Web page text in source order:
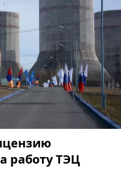
работу ТЭЦ